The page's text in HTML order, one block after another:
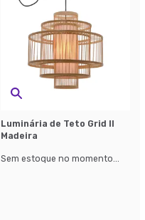
Luminária de Teto Grid II
Madeira
Sem estoque no momento...